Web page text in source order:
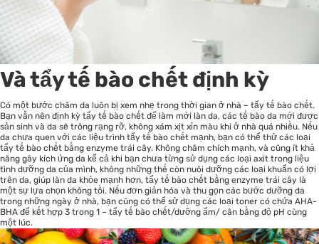
Và tẩy tế bào chết định kỳ
Có một bước chăm da luôn bị xem nhẹ trong thời gian ở nhà – tẩy tế bào chết.
Bạn vẫn nên định kỳ tẩy tế bào chết để làm mới làn da, các tế bào da mới được
sản sinh và da sẽ trông rạng rỡ, không xám xịt xỉn màu khi ở nhà quá nhiều. Nếu
da chưa quen với các liệu trình tẩy tế bào chết mạnh, bạn có thể thử các loại
tẩy tế bào chết bằng enzyme trái cây. Không châm chích mạnh, và cũng ít khả
năng gây kích ứng da kể cả khi bạn chưa từng sử dụng các loại axit trong liệu
tình dưỡng da của mình, không những thế còn nuôi dưỡng các loại khuẩn có lợi
trên da, giúp làn da khỏe mạnh hơn, tẩy tế bào chết bằng enzyme trái cây là
một sự lựa chọn không tồi. Nếu đơn giản hóa và thu gọn các bước dưỡng da
trong những ngày ở nhà, bạn cũng có thể sử dụng các loại toner có chứa AHA-
BHA để kết hợp 3 trong 1 – tẩy tế bào chết/dưỡng ẩm/ cân bằng độ pH cùng
một lúc.